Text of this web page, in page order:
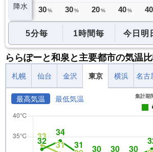
降水
0 ミリ 30 % 30 % 20 % 40 % 40
5分毎 1時間毎 今日明
ららぽーと和泉と主要都市の気温
札幌 仙台 金沢 東京 横浜 名古
最高気温 最低気温 集計期